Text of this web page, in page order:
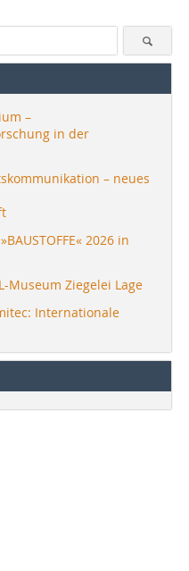
–
in der
– neues
2026 in
Museum Ziegelei Lage
Internationale